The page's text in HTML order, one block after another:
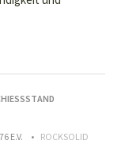
E.V.
ROCKSOLID